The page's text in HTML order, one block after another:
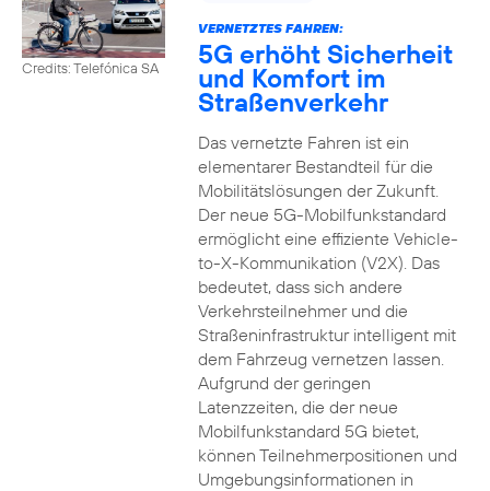
Credits: Telefónica SA
VERNETZTES FAHREN:
5G erhöht Sicherheit
und Komfort im
Straßenverkehr
Das vernetzte Fahren ist ein
elementarer Bestandteil für die
Mobilitätslösungen der Zukunft.
Der neue 5G-Mobilfunkstandard
ermöglicht eine effiziente Vehicle-
to-X-Kommunikation (V2X). Das
bedeutet, dass sich andere
Verkehrsteilnehmer und die
Straßeninfrastruktur intelligent mit
dem Fahrzeug vernetzen lassen.
Aufgrund der geringen
Latenzzeiten, die der neue
Mobilfunkstandard 5G bietet,
können Teilnehmerpositionen und
Umgebungsinformationen in